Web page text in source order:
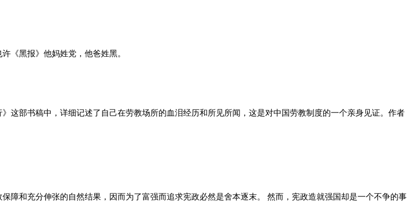
《黑报》他妈姓党，他爸姓黑。
这部书稿中，详细记述了自己在劳教场所的血泪经历和所见所闻，这是对中国劳教制度的一个亲身见证。作者
障和充分伸张的自然结果，因而为了富强而追求宪政必然是舍本逐末。 然而，宪政造就强国却是一个不争的事